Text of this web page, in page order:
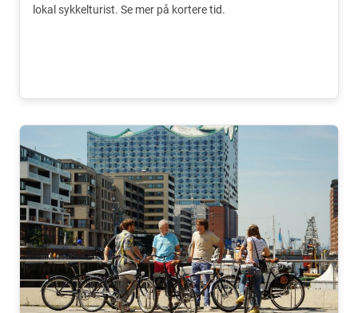
lokal sykkelturist. Se mer på kortere tid.